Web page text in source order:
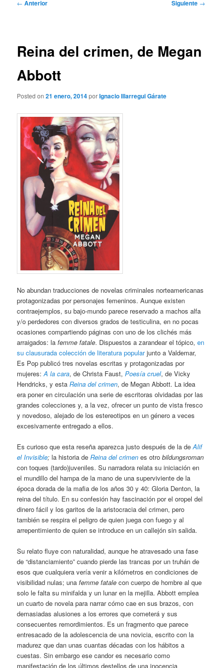
← Anterior Siguiente →
Reina del crimen, de Megan
Abbott
Posted on21 enero, 2014porIgnacio Illarregui Gárate
No abundan traducciones de novelas criminales norteamericanas
protagonizadas por personajes femeninos. Aunque existen
contraejemplos, su bajo-mundo parece reservado a machos alfa
y/o perdedores con diversos grados de testiculina, en no pocas
ocasiones compartiendo páginas con uno de los clichés más
arraigados: lafemme fatale. Dispuestos a zarandear el tópico,en
su clausurada colección de literatura popularjunto a Valdemar,
Es Pop publicó tres novelas escritas y protagonizadas por
mujeres:A la cara, de Christa Faust,Poesía cruel, de Vicky
Hendricks, y estaReina del crimen, de Megan Abbott. La idea
era poner en circulación una serie de escritoras olvidadas por las
grandes colecciones y, a la vez, ofrecer un punto de vista fresco
y novedoso, alejado de los estereotipos en un género a veces
excesivamente entregado a ellos.
Es curioso que esta reseña aparezca justo después de la deAlif
el Invisible; la historia deReina del crimen es otrobildungsroman
con toques (tardo)juveniles. Su narradora relata su iniciación en
el mundillo del hampa de la mano de una superviviente de la
época dorada de la mafia de los años 30 y 40: Gloria Denton, la
reina del título. En su confesión hay fascinación por el oropel del
dinero fácil y los garitos de la aristocracia del crimen, pero
también se respira el peligro de quien juega con fuego y al
arrepentimiento de quien se introduce en un callejón sin salida.
Su relato fluye con naturalidad, aunque he atravesado una fase
de “distanciamiento” cuando pierde las trancas por un truhán de
esos que cualquiera vería venir a kilómetros en condiciones de
visibilidad nulas; unafemme fatale con cuerpo de hombre al que
solo le falta su minifalda y un lunar en la mejilla. Abbott emplea
un cuarto de novela para narrar cómo cae en sus brazos, con
demasiadas alusiones a los errores que cometerá y sus
consecuentes remordimientos. Es un fragmento que parece
entresacado de la adolescencia de una novicia, escrito con la
madurez que dan unas cuantas décadas con los hábitos a
cuestas. Sin embargo ese candor es necesario como
manifestación de los últimos destellos de una inocencia